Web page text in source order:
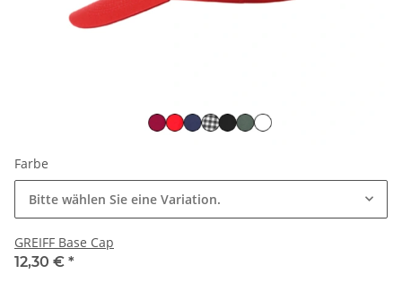
Farbe
Bitte wählen Sie eine Variation.
GREIFF Base Cap
12,30 € *